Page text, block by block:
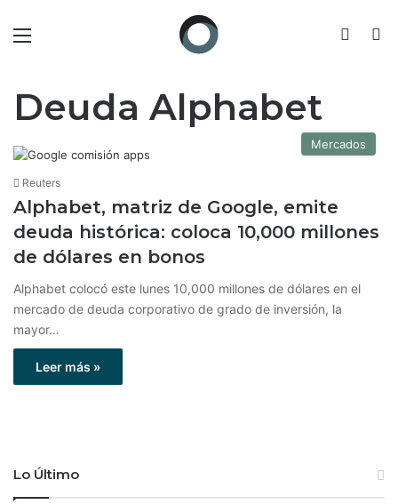
Deuda Alphabet
Mercados
Reuters
Alphabet, matriz de Google, emite
deuda histórica: coloca 10,000 millones
de dólares en bonos
Alphabet colocó este lunes 10,000 millones de dólares en el
mercado de deuda corporativo de grado de inversión, la
mayor…
Leer más »
Lo Último